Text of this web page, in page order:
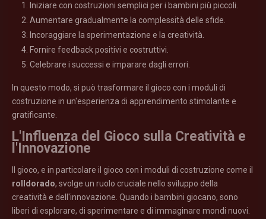
Iniziare con costruzioni semplici per i bambini più piccoli.
Aumentare gradualmente la complessità delle sfide.
Incoraggiare la sperimentazione e la creatività.
Fornire feedback positivi e costruttivi.
Celebrare i successi e imparare dagli errori.
In questo modo, si può trasformare il gioco con i moduli di
costruzione in un'esperienza di apprendimento stimolante e
gratificante.
L'Influenza del Gioco sulla Creatività e
l'Innovazione
Il gioco, e in particolare il gioco con i moduli di costruzione come il
rolldorado, svolge un ruolo cruciale nello sviluppo della
creatività e dell'innovazione. Quando i bambini giocano, sono
liberi di esplorare, di sperimentare e di immaginare mondi nuovi.